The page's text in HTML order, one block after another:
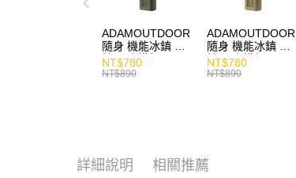
ADAMOUTDOOR
隨身 機能冰鎮 手
持風扇 掛繩
NT$780
NT$890
ADAMOUTDOOR
隨身 機能冰鎮 手
持風扇 掛繩
NT$780
NT$890
詳細說明 相關推薦